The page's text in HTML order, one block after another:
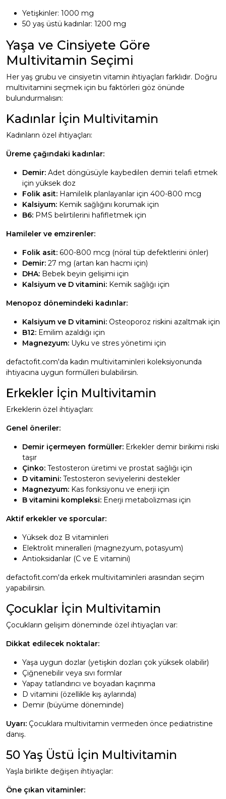
Yetişkinler: 1000 mg
50 yaş üstü kadınlar: 1200 mg
Yaşa ve Cinsiyete Göre
Multivitamin Seçimi
Her yaş grubu ve cinsiyetin vitamin ihtiyaçları farklıdır. Doğru
multivitamini seçmek için bu faktörleri göz önünde
bulundurmalısın:
Kadınlar İçin Multivitamin
Kadınların özel ihtiyaçları:
Üreme çağındaki kadınlar:
Demir: Adet döngüsüyle kaybedilen demiri telafi etmek
için yüksek doz
Folik asit: Hamilelik planlayanlar için 400-800 mcg
Kalsiyum: Kemik sağlığını korumak için
B6: PMS belirtilerini hafifletmek için
Hamileler ve emzirenler:
Folik asit: 600-800 mcg (nöral tüp defektlerini önler)
Demir: 27 mg (artan kan hacmi için)
DHA: Bebek beyin gelişimi için
Kalsiyum ve D vitamini: Kemik sağlığı için
Menopoz dönemindeki kadınlar:
Kalsiyum ve D vitamini: Osteoporoz riskini azaltmak için
B12: Emilim azaldığı için
Magnezyum: Uyku ve stres yönetimi için
defactofit.com'da kadın multivitaminleri koleksiyonunda
ihtiyacına uygun formülleri bulabilirsin.
Erkekler İçin Multivitamin
Erkeklerin özel ihtiyaçları:
Genel öneriler:
Demir içermeyen formüller: Erkekler demir birikimi riski
taşır
Çinko: Testosteron üretimi ve prostat sağlığı için
D vitamini: Testosteron seviyelerini destekler
Magnezyum: Kas fonksiyonu ve enerji için
B vitamini kompleksi: Enerji metabolizması için
Aktif erkekler ve sporcular:
Yüksek doz B vitaminleri
Elektrolit mineralleri (magnezyum, potasyum)
Antioksidanlar (C ve E vitamini)
defactofit.com'da erkek multivitaminleri arasından seçim
yapabilirsin.
Çocuklar İçin Multivitamin
Çocukların gelişim döneminde özel ihtiyaçları var:
Dikkat edilecek noktalar:
Yaşa uygun dozlar (yetişkin dozları çok yüksek olabilir)
Çiğnenebilir veya sıvı formlar
Yapay tatlandırıcı ve boyadan kaçınma
D vitamini (özellikle kış aylarında)
Demir (büyüme döneminde)
Uyarı: Çocuklara multivitamin vermeden önce pediatristine
danış.
50 Yaş Üstü İçin Multivitamin
Yaşla birlikte değişen ihtiyaçlar:
Öne çıkan vitaminler: